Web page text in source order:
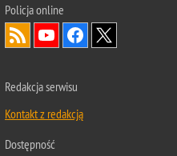
Policja online
Redakcja serwisu
Kontakt z redakcją
Dostępność